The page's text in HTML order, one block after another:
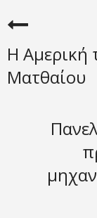
Η Αμερική
Ματθαίου